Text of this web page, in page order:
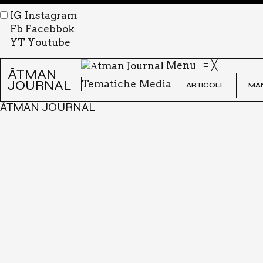
IG Instagram
Fb Facebbok
YT Youtube
ĀTMAN
JOURNAL
Menu ≡ ╳
Tema­ti­che Media ARTI­CO­LI
ĀTMAN JOURNAL